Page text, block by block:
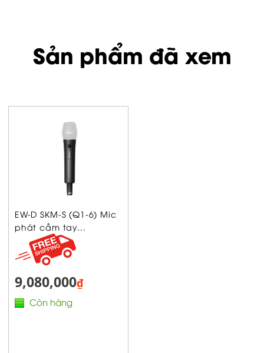
Sản phẩm đã xem
EW-D SKM-S (Q1-6) Mic
phát cầm tay...
9,080,000₫
Còn hàng